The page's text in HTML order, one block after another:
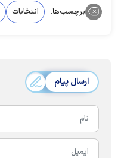
برچسب‌ها: انتخابات
ارسال پیام